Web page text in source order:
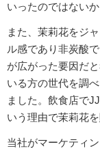
いったのではない
また、茉莉花をジ
ル感であり非炭酸
が広がった要因だ
いる方の世代を調
ました。飲食店で
いう理由で茉莉花
当社がマーケティ